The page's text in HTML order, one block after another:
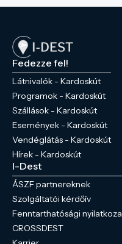
Fedezze fel!
Látnivalók - Kardoskút
Programok - Kardoskút
Szállások - Kardoskút
Események - Kardoskút
Vendéglátás - Kardoskút
Hírek - Kardoskút
I-Dest
ÁSZF partnereknek
Szolgáltatói kérdőív
Fenntarthatósági
CROSSDEST